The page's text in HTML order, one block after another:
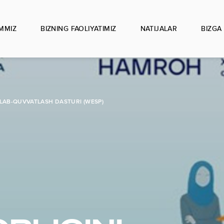
BIZNING FAOLIYATIMIZ NATIJALAR
QUVVATLASH DASTURI (WESP)